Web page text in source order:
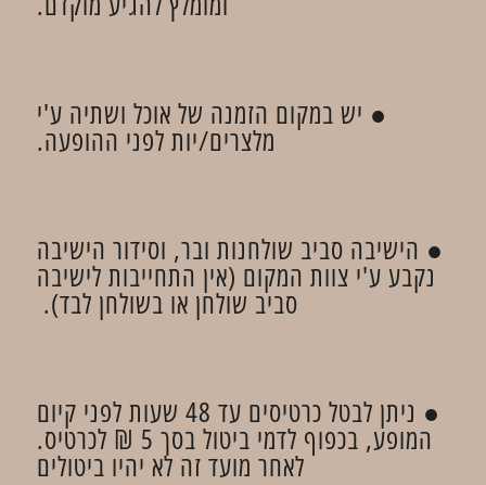
● יש במקום הזמנה של אוכל ושתיה ע'י
מלצרים/יות לפני ההופעה.
● הישיבה סביב שולחנות ובר, וסידור הישיבה
נקבע ע'י צוות המקום (אין התחייבות לישיבה
סביב שולחן או בשולחן לבד).
● ניתן לבטל כרטיסים עד 48 שעות לפני קיום
המופע, בכפוף לדמי ביטול בסך 5 ₪ לכרטיס.
לאחר מועד זה לא יהיו ביטולים